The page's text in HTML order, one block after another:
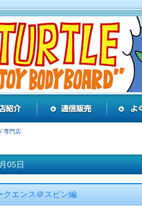
専門店
05日
クエンス＠スピン編